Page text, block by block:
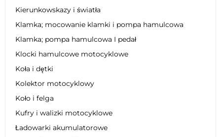
Kierunkowskazy i światła
Klamka; mocowanie klamki i pompa hamulcowa
Klamka; pompa hamulcowa I pedał
Klocki hamulcowe motocyklowe
Koła i dętki
Kolektor motocyklowy
Koło i felga
Kufry i walizki motocyklowe
Ładowarki akumulatorowe